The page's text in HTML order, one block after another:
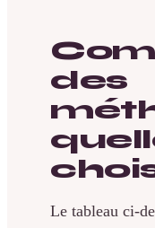
des
Le tableau ci-